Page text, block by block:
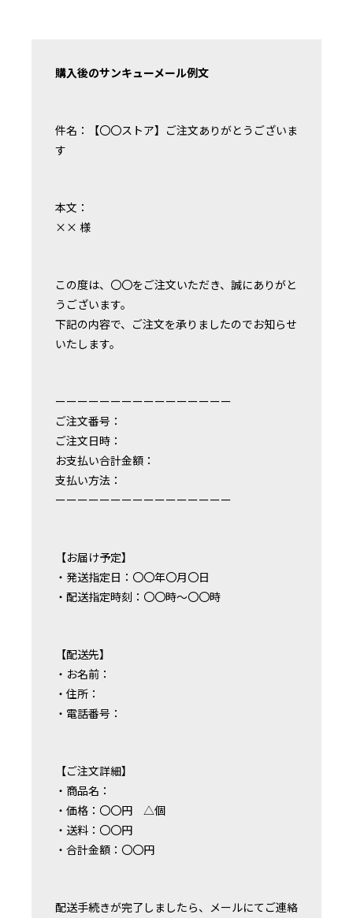
購入後のサンキューメール例文
件名：【〇〇ストア】ご注文ありがとうございま
す
本文：
×× 様
この度は、〇〇をご注文いただき、誠にありがと
うございます。
下記の内容で、ご注文を承りましたのでお知らせ
いたします。
ーーーーーーーーーーーーーーーー
ご注文番号：
ご注文日時：
お支払い合計金額：
支払い方法：
ーーーーーーーーーーーーーーーー
【お届け予定】
・発送指定日：〇〇年〇月〇日
・配送指定時刻：〇〇時〜〇〇時
【配送先】
・お名前：
・住所：
・電話番号：
【ご注文詳細】
・商品名：
・価格：〇〇円 △個
・送料：〇〇円
・合計金額：〇〇円
配送手続きが完了しましたら、メールにてご連絡